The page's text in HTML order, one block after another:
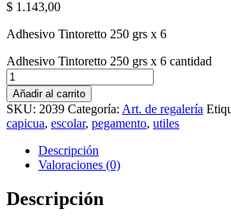
$ 1.143,00
Adhesivo Tintoretto 250 grs x 6
Adhesivo Tintoretto 250 grs x 6 cantidad
Añadir al carrito
SKU: 2039 Categoría: Art. de regalería
capicua, escolar, pegamento, utiles
Descripción
Valoraciones (0)
Descripción